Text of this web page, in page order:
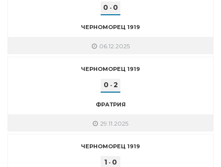
0 - 0
ЧЕРНОМОРЕЦ 1919
06.12.2025
ЧЕРНОМОРЕЦ 1919
0- 2
ФРАТРИЯ
29.11.2025
ЧЕРНОМОРЕЦ 1919
1 - 0